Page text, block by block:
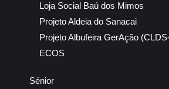
Loja Social Baú dos Mimos
Projeto Aldeia do Sanacai
Projeto Albufeira GerAção
ECOS
Sénior